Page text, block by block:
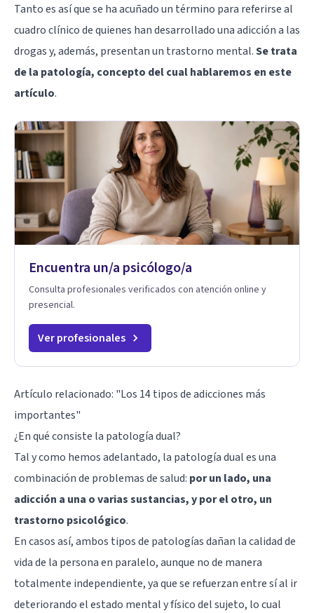
Tanto es así que se ha acuñado un término para referirse al
cuadro clínico de quienes han desarrollado una adicción a las
drogas y, además, presentan un trastorno mental.Se trata
de la patología, concepto del cual hablaremos en este
artículo.
Encuentra un/a psicólogo/a
Consulta profesionales verificados con atención online y
presencial.
Ver profesionales
Artículo relacionado: "Los 14 tipos de adicciones más
importantes"
¿En qué consiste la patología dual?
Tal y como hemos adelantado, la patología dual es una
combinación de problemas de salud: por un lado, una
adicción a una o varias sustancias, y por el otro, un
trastorno psicológico.
En casos así, ambos tipos de patologías dañan la calidad de
vida de la persona en paralelo, aunque no de manera
totalmente independiente, ya que se refuerzan entre sí al ir
deteriorando el estado mental y físico del sujeto, lo cual